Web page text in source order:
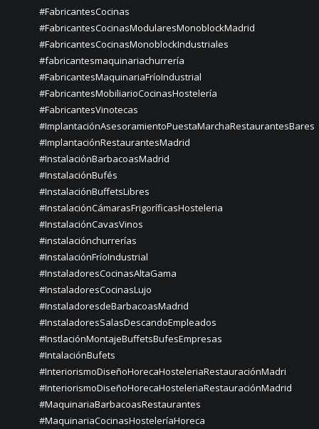
#FabricantesCocinas
#FabricantesCocinasModularesMonoblockMadrid
#FabricantesCocinasMonoblockIndustriales
#fabricantesmaquinariachurrería
#FabricantesMaquinariaFríoIndustrial
#FabricantesMobiliarioCocinasHostelería
#FabricantesVinotecas
#ImplantaciónAsesoramientoPuestaMarchaRestaurantesBares
#ImplantaciónRestaurantesMadrid
#InstalaciónBarbacoasMadrid
#InstalaciónBufés
#InstalaciónBuffetsLibres
#InstalaciónCámarasFrigoríficasHosteleria
#InstalaciónCavasVinos
#instalaciónchurrerías
#InstalaciónFríoIndustrial
#InstaladoresCocinasAltaGama
#InstaladoresCocinasLujo
#InstaladoresdeBarbacoasMadrid
#InstaladoresSalasDescandoEmpleados
#InstlaciónMontajeBuffetsBufesEmpresas
#IntalaciónBufets
#InteriorismoDiseñoHorecaHosteleriaRestauraciónMadri
#InteriorismoDiseñoHorecaHosteleriaRestauraciónMadrid
#MaquinariaBarbacoasRestaurantes
#MaquinariaCocinasHosteleríaHoreca